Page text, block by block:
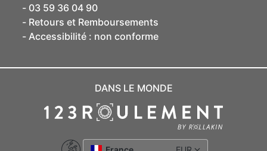
03 59 36 04 90
Retours et Remboursements
Accessibilité : non conforme
DANS LE MONDE